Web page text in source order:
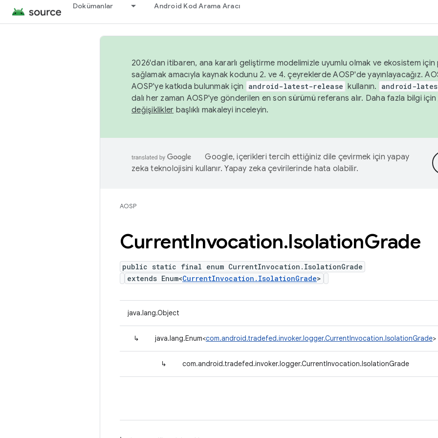
Dokümanlar Android Kod Arama Aracı
2026'dan itibaren, ana kararlı geliştirme modelimizle uyumlu olmak ve ekosistem için
sağlamak amacıyla kaynak kodunu 2. ve 4. çeyreklerde AOSP'de yayınlayacağız.
AOSP'ye katkıda bulunmak için
android-latest-release kullanın. android-
dalı her zaman AOSP'ye gönderilen en son sürümü referans alır. Daha fazla bilgi için
değişiklikler başlıklı makaleyi inceleyin.
Google, içerikleri tercih ettiğiniz dile çevirmek için yapay
zeka teknolojisini kullanır. Yapay zeka çevirilerinde hata olabilir.
AOSP
CurrentInvocation.IsolationGrade
public static final enum CurrentInvocation.IsolationGrade
extends Enum<CurrentInvocation.IsolationGrade>
java.lang.Object
↳ java.lang.Enum<com.android.tradefed.invoker.logger.CurrentInvocation.IsolationGrade>
↳ com.android.tradefed.invoker.logger.CurrentInvocation.IsolationGrade